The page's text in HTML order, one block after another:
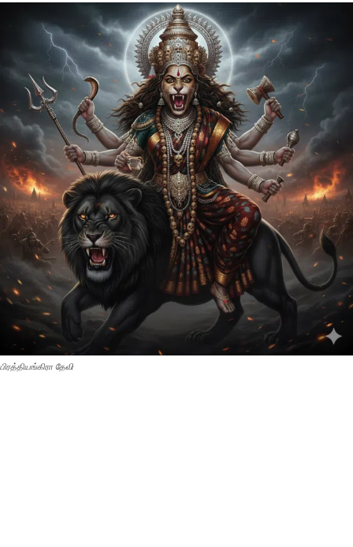
PDF -72மட்டும் -Click
பிரத்தியங்கிரா தேவி